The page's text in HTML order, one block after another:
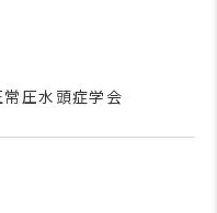
圧水頭症学会